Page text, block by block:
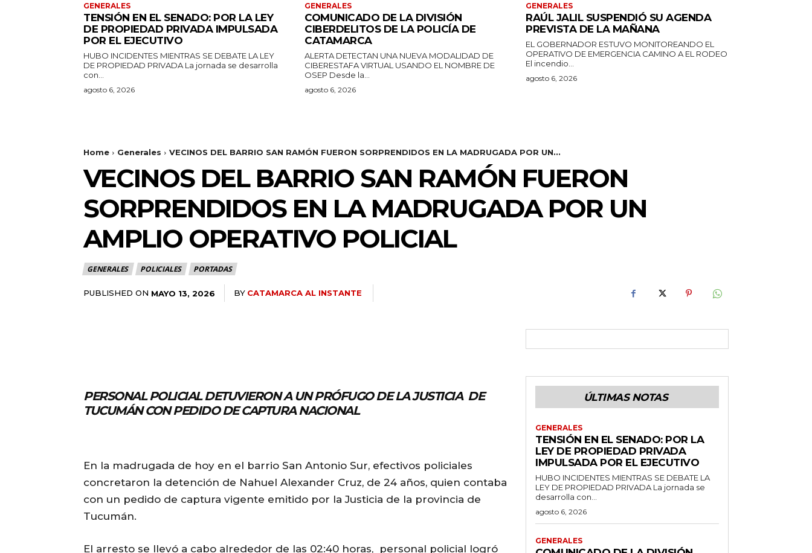
GENERALES
TENSIÓN EN EL SENADO: POR LA LEY
DE PROPIEDAD PRIVADA IMPULSADA
POR EL EJECUTIVO
HUBO INCIDENTES MIENTRAS SE DEBATE LA LEY
DE PROPIEDAD PRIVADA La jornada se desarrolla
con...
agosto 6, 2026
GENERALES
COMUNICADO DE LA DIVISIÓN
CIBERDELITOS DE LA POLICÍA DE
CATAMARCA
ALERTA DETECTAN UNA NUEVA MODALIDAD DE
CIBERESTAFA VIRTUAL USANDO EL NOMBRE DE
OSEP Desde la...
agosto 6, 2026
GENERALES
RAÚL JALIL SUSPENDIÓ SU AGENDA
PREVISTA DE LA MAÑANA
EL GOBERNADOR ESTUVO MONITOREANDO EL
OPERATIVO DE EMERGENCIA CAMINO A EL RODEO
El incendio...
agosto 6, 2026